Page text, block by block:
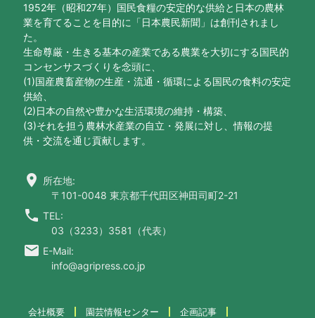
1952年（昭和27年）国民食糧の安定的な供給と日本の農林
業を育てることを目的に「日本農民新聞」は創刊されまし
た。
生命尊厳・生きる基本の産業である農業を大切にする国民的
コンセンサスづくりを念頭に、
(1)国産農畜産物の生産・流通・循環による国民の食料の安定
供給、
(2)日本の自然や豊かな生活環境の維持・構築、
(3)それを担う農林水産業の自立・発展に対し、情報の提
供・交流を通じ貢献します。
location_on 所在地:
〒101-0048 東京都千代田区神田司町2-21
call TEL:
03（3233）3581（代表）
email E-Mail:
info@agripress.co.jp
会社概要 園芸情報センター
企画記事